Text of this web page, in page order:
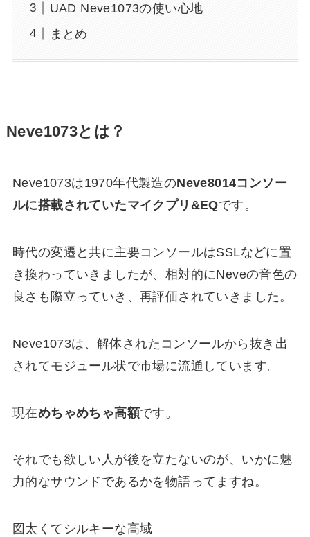
UAD Neve1073の使い心地
まとめ
Neve1073とは？
Neve1073は1970年代製造のNeve8014コンソー
ルに搭載されていたマイクプリ&EQです。
時代の変遷と共に主要コンソールはSSLなどに置
き換わっていきましたが、相対的にNeveの音色の
良さも際立っていき、再評価されていきました。
Neve1073は、解体されたコンソールから抜き出
されてモジュール状で市場に流通しています。
現在めちゃめちゃ高額です。
それでも欲しい人が後を立たないのが、いかに魅
力的なサウンドであるかを物語ってますね。
図太くてシルキーな高域